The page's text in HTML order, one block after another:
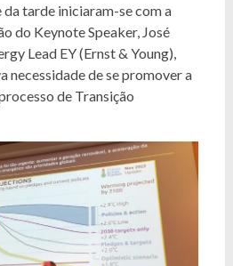
tarde iniciaram-se com a
do Keynote Speaker, José
Lead EY (Ernst & Young),
necessidade de se promover a
de Transição